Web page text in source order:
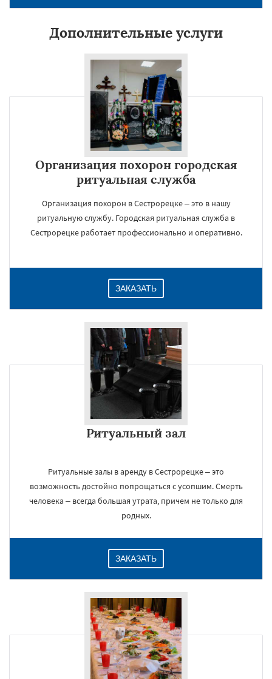
Дополнительные услуги
Организация похорон городская
ритуальная служба
Организация похорон в Сестрорецке – это в нашу
ритуальную службу. Городская ритуальная служба в
Сестрорецке работает профессионально и оперативно.
ЗАКАЗАТЬ
Ритуальный зал
Ритуальные залы в аренду в Сестрорецке – это
возможность достойно попрощаться с усопшим. Смерть
человека – всегда большая утрата, причем не только для
родных.
ЗАКАЗАТЬ
Даю согласие на обработку персональных данных